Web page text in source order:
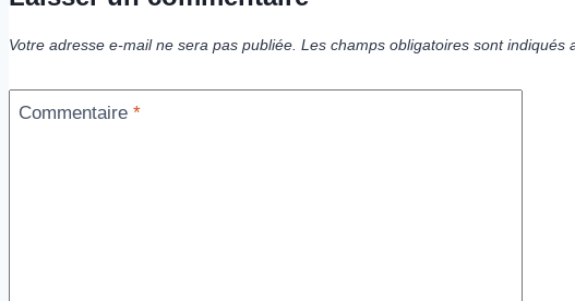
Votre adresse e-mail ne sera pas publiée. Les champs obligatoires sont indiqués
Commentaire *